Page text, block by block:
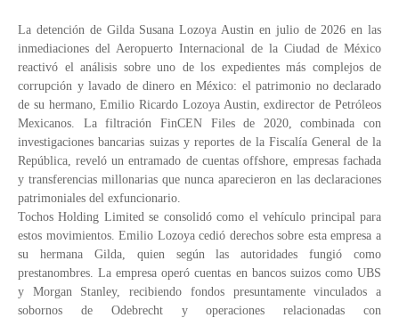
La detención de Gilda Susana Lozoya Austin en julio de 2026 en las
inmediaciones del Aeropuerto Internacional de la Ciudad de México
reactivó el análisis sobre uno de los expedientes más complejos de
corrupción y lavado de dinero en México: el patrimonio no declarado
de su hermano, Emilio Ricardo Lozoya Austin, exdirector de Petróleos
Mexicanos. La filtración FinCEN Files de 2020, combinada con
investigaciones bancarias suizas y reportes de la Fiscalía General de la
República, reveló un entramado de cuentas offshore, empresas fachada
y transferencias millonarias que nunca aparecieron en las declaraciones
patrimoniales del exfuncionario.
Tochos Holding Limited se consolidó como el vehículo principal para
estos movimientos. Emilio Lozoya cedió derechos sobre esta empresa a
su hermana Gilda, quien según las autoridades fungió como
prestanombres. La empresa operó cuentas en bancos suizos como UBS
y Morgan Stanley, recibiendo fondos presuntamente vinculados a
sobornos de Odebrecht y operaciones relacionadas con